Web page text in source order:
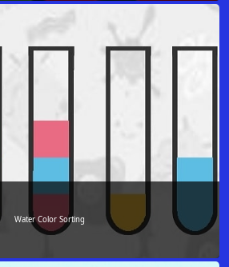
Water Color Sorting